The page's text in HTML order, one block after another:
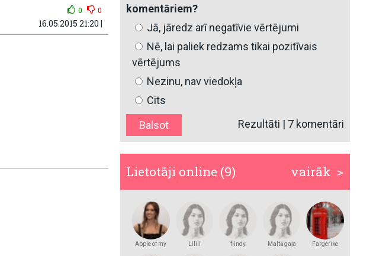
0 0
16.05.2015 21:20 |
komentāriem?
Jā, jāredz arī negatīvie vērtējumi
Nē, lai paliek redzams tikai pozitīvais
vērtējums
Nezinu, nav viedokļa
Cits
Rezultāti | 7 komentāri
vairāk >
Lietotāji online (9)
Apple of my
Lilili flindy Maltā gaļa Fargerike